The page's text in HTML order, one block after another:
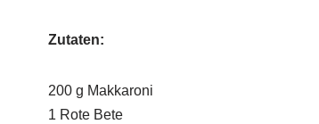
Zutaten:
200 g Makkaroni
1 Rote Bete